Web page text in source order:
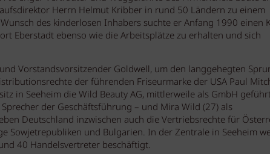
Herrn Helmut Kribber in rund 50 Ländern zu einem
des kinderlosen Inhabers suchte er Anfang 1990 einen
Eberstadt ebenso wie die Arbeitsplätze zu erhalten und sich
Vorstandsvorsitzender Goldwell, um den langgehegten
der führenden Friseurmarke der USA Paul
in Seeheim die Wild Beauty AG, mittlerweile als GmbH
der Geschäftsführung – und Mira Wild (27) als
Deutschland inzwischen auch die Vertriebsrechte für
Sowjetrepubliken und Bulgarien. In der Zentrale in Seeheim
40 Handelsvertreter beschäftigt.